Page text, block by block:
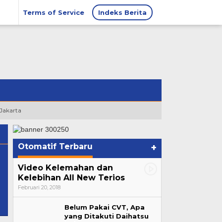
Terms of Service Indeks Berita
Otomatif Terbaru +
Video Kelemahan dan
Kelebihan All New Terios
Februari 20, 2018
Belum Pakai CVT, Apa
yang Ditakuti Daihatsu